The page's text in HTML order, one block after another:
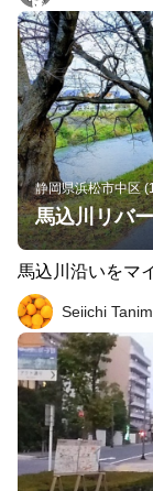
静岡県浜松市中区
馬込川沿いをマ
Seiichi